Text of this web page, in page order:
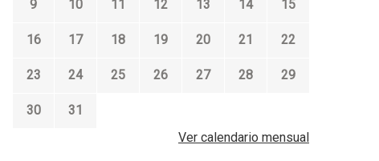
9 10 11 12 13 14 15
16 17 18 19 20 21 22
23 24 25 26 27 28 29
30
31
Ver calendario mensual